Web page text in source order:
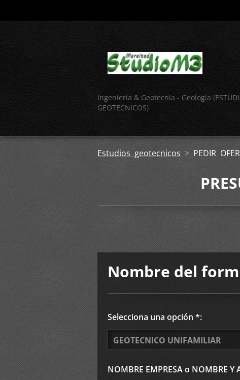
Ingeniería & Geotecnia - Geología
GEOTECNICOS)
Estudios geotecnicos > PEDIR
Nombre del
Selecciona una opción *:
GEOTECNICO UNIFAMILIAR
NOMBRE EMPRESA o NOMBRE Y